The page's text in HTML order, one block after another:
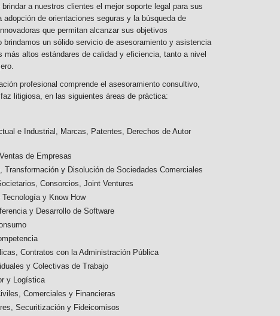
a nuestros clientes el mejor soporte legal para sus
adopción de orientaciones seguras y la búsqueda de
que permitan alcanzar sus objetivos
brindamos un sólido servicio de asesoramiento y asistencia
más altos estándares de calidad y eficiencia, tanto a nivel
profesional comprende el asesoramiento consultivo,
litigiosa, en las siguientes áreas de práctica:
e Industrial, Marcas, Patentes, Derechos de Autor
de Empresas
Transformación y Disolución de Sociedades Comerciales
Consorcios, Joint Ventures
y Know How
y Desarrollo de Software
Contratos con la Administración Pública
y Colectivas de Trabajo
y Logística
Comerciales y Financieras
Securitización y Fideicomisos